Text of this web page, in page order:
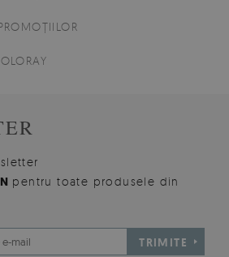
pentru toate produsele din
TRIMITE